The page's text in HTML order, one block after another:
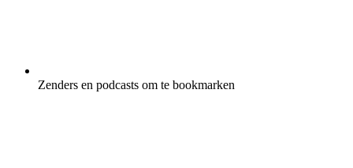
Zenders en podcasts om te bookmarken